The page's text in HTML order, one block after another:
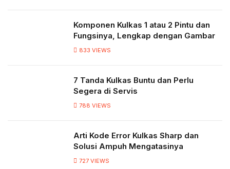
Komponen Kulkas 1 atau 2 Pintu dan
Fungsinya, Lengkap dengan Gambar
833 VIEWS
7 Tanda Kulkas Buntu dan Perlu
Segera di Servis
788 VIEWS
Arti Kode Error Kulkas Sharp dan
Solusi Ampuh Mengatasinya
727 VIEWS